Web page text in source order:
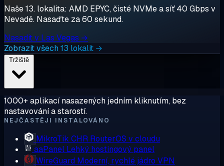
Naše 13. lokalita: AMD EPYC, čisté NVMe a síť 40 Gbps v
Nevadě. Nasaďte za 60 sekund.
Nasadit v Las Vegas →
Zobrazit všech 13 lokalit →
1000+ aplikací nasazených jedním kliknutím, bez
nastavování a starostí.
NEJČASTĚJI INSTALOVÁNO
MikroTik CHR RouterOS v cloudu
aaPanel Lehký hostingový panel
WireGuard Moderní, rychlé jádro VPN